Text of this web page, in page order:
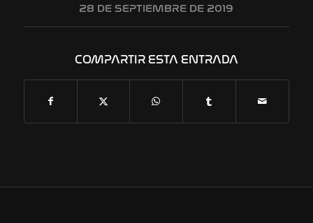
28 DE SEPTIEMBRE DE 2019
COMPARTIR ESTA ENTRADA